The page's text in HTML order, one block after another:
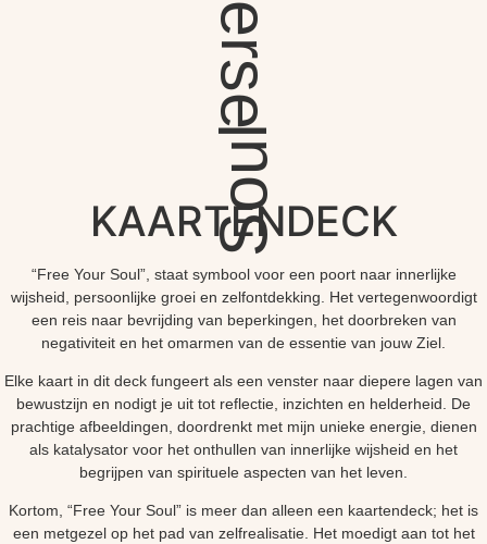
Soul
KAARTENDECK
“Free Your Soul”, staat symbool voor een poort naar innerlijke
wijsheid, persoonlijke groei en zelfontdekking. Het vertegenwoordigt
een reis naar bevrijding van beperkingen, het doorbreken van
negativiteit en het omarmen van de essentie van jouw Ziel.
Elke kaart in dit deck fungeert als een venster naar diepere lagen van
bewustzijn en nodigt je uit tot reflectie, inzichten en helderheid. De
prachtige afbeeldingen, doordrenkt met mijn unieke energie, dienen
als katalysator voor het onthullen van innerlijke wijsheid en het
begrijpen van spirituele aspecten van het leven.
Kortom, “Free Your Soul” is meer dan alleen een kaartendeck; het is
een metgezel op het pad van zelfrealisatie. Het moedigt aan tot het